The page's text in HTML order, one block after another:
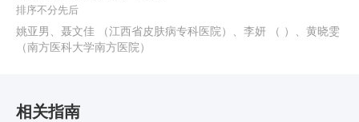
排序不分先后
姚亚男、聂文佳 （江西省皮肤病专科医院）、李妍 （ ）、黄晓雯
（南方医科大学南方医院）
相关指南